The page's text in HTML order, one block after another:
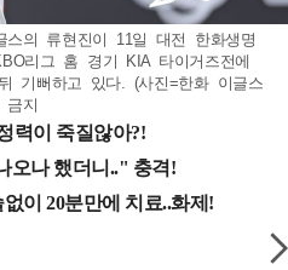
스의 류현진이 11일 대전 한화생명
리그 홈 경기 KIA 타이거즈전에
기뻐하고 있다. (사진=한화 이글스
금지